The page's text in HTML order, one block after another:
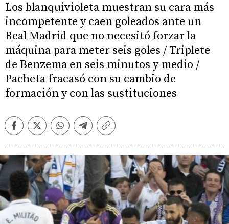
Los blanquivioleta muestran su cara más
incompetente y caen goleados ante un
Real Madrid que no necesitó forzar la
máquina para meter seis goles / Triplete
de Benzema en seis minutos y medio /
Pacheta fracasó con su cambio de
formación y con las sustituciones
FacebookTwitterWhatsappTelegramCopiar